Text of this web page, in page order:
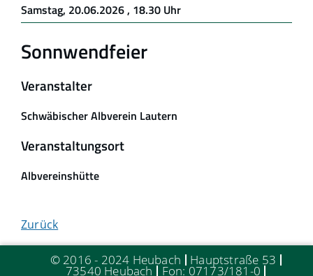
Samstag, 20.06.2026, 18.30 Uhr
Sonnwendfeier
Veranstalter
Schwäbischer Albverein Lautern
Veranstaltungsort
Albvereinshütte
Zurück
© 2016 - 2024 Heubach Hauptstraße 53
73540 Heubach Fon: 07173/181-0